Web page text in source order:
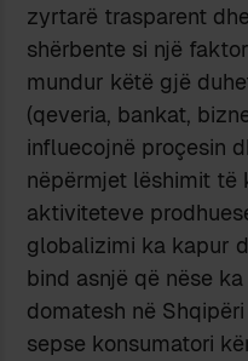
zyrtarë trasparent
shërbente si një
mundur këtë gjë
(qeveria, bankat,
influecojnë proçesin
nëpërmjet lëshimit të
aktiviteteve
globalizimi ka kapur
bind asnjë që nëse
domatesh në
sepse konsumatori